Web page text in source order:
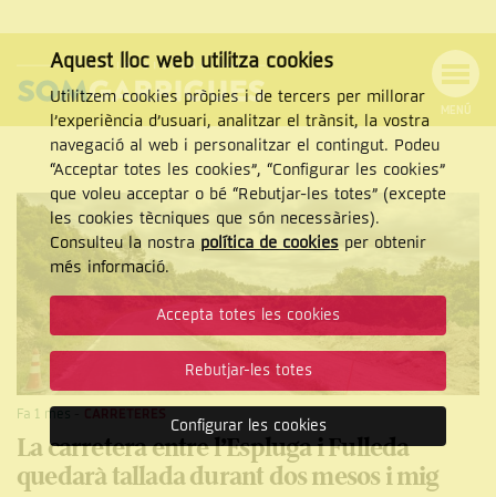
NAVEGACIÓ
MENÚ
Cercar
Fa 1 mes
La carretera entre l’Espluga i Fulleda
quedarà tallada durant dos mesos i mig
Aquest lloc web utilitza cookies
Utilitzem cookies pròpies i de tercers per millorar
l’experiència d’usuari, analitzar el trànsit, la vostra
navegació al web i personalitzar el contingut. Podeu
“Acceptar totes les cookies”, “Configurar les cookies”
que voleu acceptar o bé “Rebutjar-les totes” (excepte
les cookies tècniques que són necessàries).
Consulteu la nostra política de cookiesper obtenir
més informació.
Accepta totes les cookies
Rebutjar-les totes
Configurar les cookies